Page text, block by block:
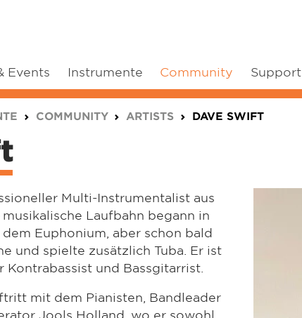
Events Instrumente Community Support
COMMUNITY ARTISTS DAVE SWIFT
Multi-Instrumentalist aus
Laufbahn begann in
Euphonium, aber schon bald
und spielte zusätzlich Tuba. Er ist
und Bassgitarrist.
mit dem Pianisten, Bandleader
Jools Holland, wo er sowohl